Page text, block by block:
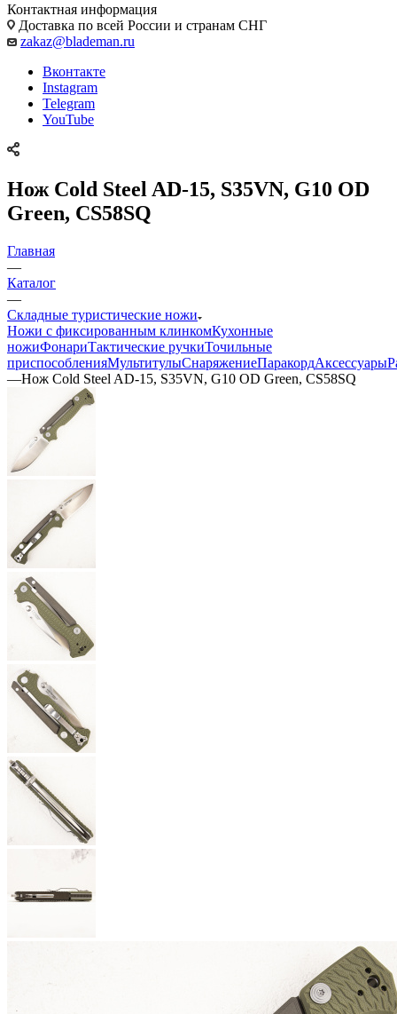
Контактная информация
Доставка по всей России и странам СНГ
zakaz@blademan.ru
Вконтакте
Instagram
Telegram
YouTube
Нож Cold Steel AD-15, S35VN, G10 OD
Green, CS58SQ
Главная
—
Каталог
—
Складные туристические ножи
Ножи с фиксированным клинкомКухонные
ножиФонариТактические ручкиТочильные
приспособленияМультитулыСнаряжениеПаракордАксессуары
—Нож Cold Steel AD-15, S35VN, G10 OD Green, CS58SQ